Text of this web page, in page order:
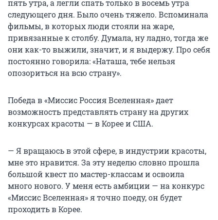
пять утра, а легли спать только в восемь утра
следующего дня. Было очень тяжело. Вспоминала
фильмы, в которых люди стояли на жаре,
привязанные к столбу. Думала, ну ладно, тогда же
они как-то выжили, значит, и я выдержу. Про себя
постоянно говорила: «Наташа, тебе нельзя
опозориться на всю страну».
Победа в «Миссис Россия Вселенная» дает
возможность представлять страну на других
конкурсах красоты — в Корее и США.
— Я вращаюсь в этой сфере, в индустрии красоты,
мне это нравится. За эту неделю словно прошла
большой квест по мастер-классам и освоила
много нового. У меня есть амбиции — на конкурс
«Миссис Вселенная» я точно поеду, он будет
проходить в Корее.